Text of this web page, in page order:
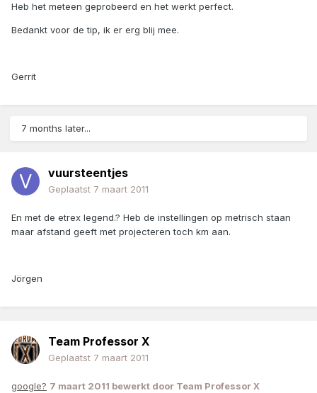
Heb het meteen geprobeerd en het werkt perfect.
Bedankt voor de tip, ik er erg blij mee.
Gerrit
7 months later...
vuursteentjes
Geplaatst 7 maart 2011
En met de etrex legend.? Heb de instellingen op metrisch staan
maar afstand geeft met projecteren toch km aan.
Jörgen
Team Professor X
Geplaatst 7 maart 2011
google? 7 maart 2011 bewerkt door Team Professor X